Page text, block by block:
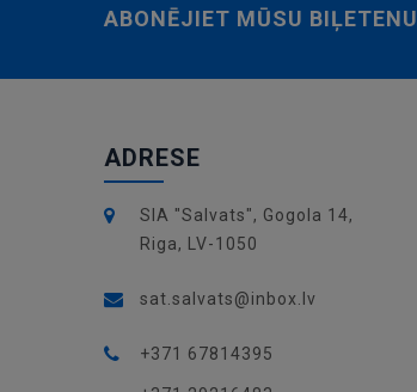
ABONĒJIET MŪSU BIĻETENU
ADRESE
SIA "Salvats", Gogola 14,
Riga, LV-1050
sat.salvats@inbox.lv
+371 67814395